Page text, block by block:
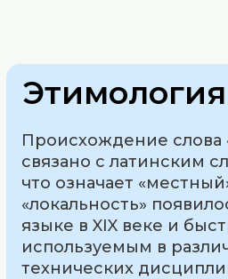
Происхождение слова
связано с латинским
что означает
«локальность»
языке в XIX веке и
используемым в
технических